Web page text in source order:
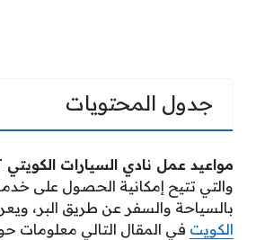
جدول المحتويات
مواعيد عمل نادي السيارات الكويتي KT الفحيحيل
والتي تتيح إمكانية الحصول على
بالسياحة والسفر عن طريق البر،
الكويت في المقال التالي معلومات